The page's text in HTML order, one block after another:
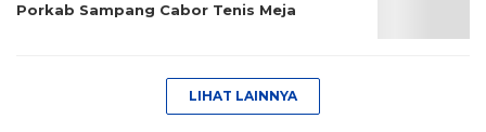
Porkab Sampang Cabor Tenis Meja
LIHAT LAINNYA